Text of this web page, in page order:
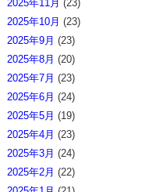
2025年11月 (23)
2025年10月 (23)
2025年9月 (23)
2025年8月 (20)
2025年7月 (23)
2025年6月 (24)
2025年5月 (19)
2025年4月 (23)
2025年3月 (24)
2025年2月 (22)